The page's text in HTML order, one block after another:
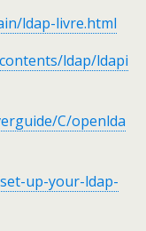
ldap-livre.html
ldap/ldapi
C/openlda
up-your-ldap-